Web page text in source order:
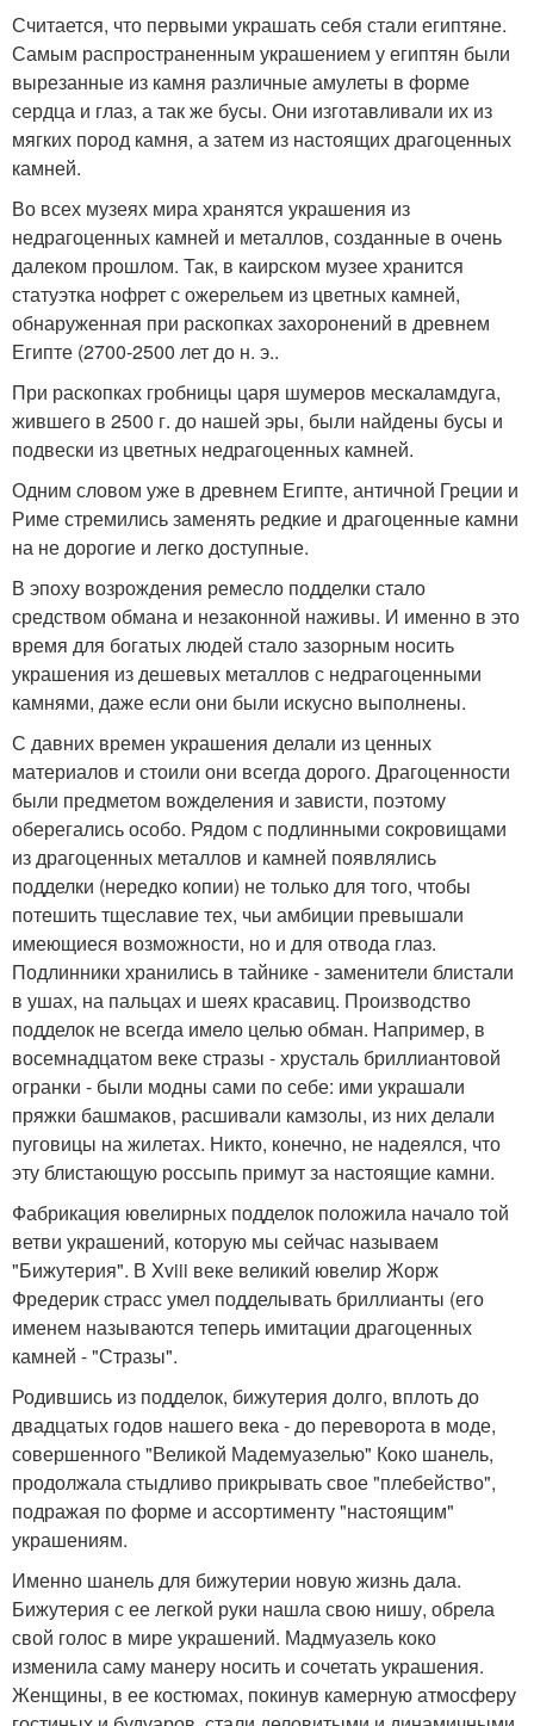
Считается, что первыми украшать себя стали египтяне.
Самым распространенным украшением у египтян были
вырезанные из камня различные амулеты в форме
сердца и глаз, а так же бусы. Они изготавливали их из
мягких пород камня, а затем из настоящих драгоценных
камней.
Во всех музеях мира хранятся украшения из
недрагоценных камней и металлов, созданные в очень
далеком прошлом. Так, в каирском музее хранится
статуэтка нофрет с ожерельем из цветных камней,
обнаруженная при раскопках захоронений в древнем
Египте (2700-2500 лет до н. э..
При раскопках гробницы царя шумеров мескаламдуга,
жившего в 2500 г. до нашей эры, были найдены бусы и
подвески из цветных недрагоценных камней.
Одним словом уже в древнем Египте, античной Греции и
Риме стремились заменять редкие и драгоценные камни
на не дорогие и легко доступные.
В эпоху возрождения ремесло подделки стало
средством обмана и незаконной наживы. И именно в это
время для богатых людей стало зазорным носить
украшения из дешевых металлов с недрагоценными
камнями, даже если они были искусно выполнены.
С давних времен украшения делали из ценных
материалов и стоили они всегда дорого. Драгоценности
были предметом вожделения и зависти, поэтому
оберегались особо. Рядом с подлинными сокровищами
из драгоценных металлов и камней появлялись
подделки (нередко копии) не только для того, чтобы
потешить тщеславие тех, чьи амбиции превышали
имеющиеся возможности, но и для отвода глаз.
Подлинники хранились в тайнике - заменители блистали
в ушах, на пальцах и шеях красавиц. Производство
подделок не всегда имело целью обман. Например, в
восемнадцатом веке стразы - хрусталь бриллиантовой
огранки - были модны сами по себе: ими украшали
пряжки башмаков, расшивали камзолы, из них делали
пуговицы на жилетах. Никто, конечно, не надеялся, что
эту блистающую россыпь примут за настоящие камни.
Фабрикация ювелирных подделок положила начало той
ветви украшений, которую мы сейчас называем
"Бижутерия". В Xviii веке великий ювелир Жорж
Фредерик страсс умел подделывать бриллианты (его
именем называются теперь имитации драгоценных
камней - "Стразы".
Родившись из подделок, бижутерия долго, вплоть до
двадцатых годов нашего века - до переворота в моде,
совершенного "Великой Мадемуазелью" Коко шанель,
продолжала стыдливо прикрывать свое "плебейство",
подражая по форме и ассортименту "настоящим"
украшениям.
Именно шанель для бижутерии новую жизнь дала.
Бижутерия с ее легкой руки нашла свою нишу, обрела
свой голос в мире украшений. Мадмуазель коко
изменила саму манеру носить и сочетать украшения.
Женщины, в ее костюмах, покинув камерную атмосферу